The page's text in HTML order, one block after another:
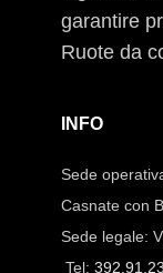
garantire
Ruote da
INFO
Sede
Casnate con
Sede legale:
Tel: